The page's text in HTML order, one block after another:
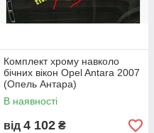
Комплект хрому навколо
бічних вікон Opel Antara 2007
(Опель Антара)
В наявності
від 4 102 ₴